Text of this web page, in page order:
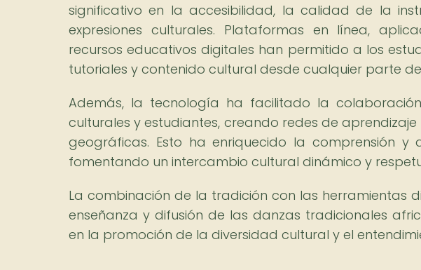
significativo en la accesibilidad, la calidad de la
expresiones culturales. Plataformas en línea,
recursos educativos digitales han permitido a los
tutoriales y contenido cultural desde cualquier parte
Además, la tecnología ha facilitado la
culturales y estudiantes, creando redes de
geográficas. Esto ha enriquecido la comprensión
fomentando un intercambio cultural dinámico y
La combinación de la tradición con las herramientas
enseñanza y difusión de las danzas tradicionales
en la promoción de la diversidad cultural y el